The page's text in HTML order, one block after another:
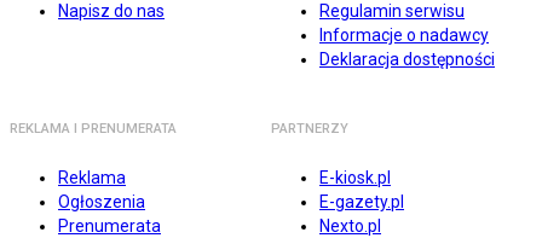
Napisz do nas
Regulamin serwisu
Informacje o nadawcy
Deklaracja dostępności
REKLAMA I PRENUMERATA
Reklama
Ogłoszenia
Prenumerata
PARTNERZY
E-kiosk.pl
E-gazety.pl
Nexto.pl